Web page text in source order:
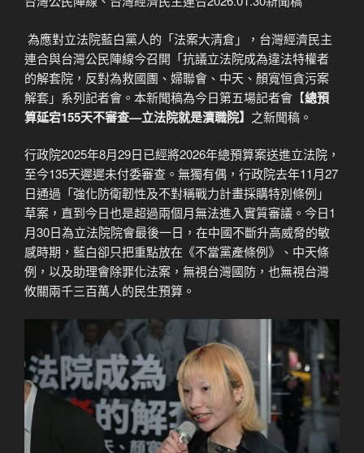
為應對立法院藍白黨人的「法案大清倉」，台灣經濟民主
連合與台灣公民陣線今召開「抗議立法院成為違法特權者
的解套院，反對為救國團、婦聯會、中天、顏寬恒貪污案
解套」系列記者會。本新聞稿為今日第五場記者會【總預
算延宕155天不審查—立法院就是瀆職院】 之新聞稿。
行政院2025年8月29日已經將2026年總預算案送進立法院，
至今135天遲遲未付委審查。無獨有偶，行政院去年11月27
日通過「強化防衛韌性及不對稱戰力計畫採購特別條例」
草案，直到今日也是超過兩個月無法進入實質審議。今日1
月30日為立法院院會最後一日，在中國不斷升高威脅的敏
感時期，藍白卻只把重點放在《不當黨產條例》、中天條
例，以及助理會除罪化法案，無視台灣國防，也無視台灣
攸關兩千三百萬人的民生預算。